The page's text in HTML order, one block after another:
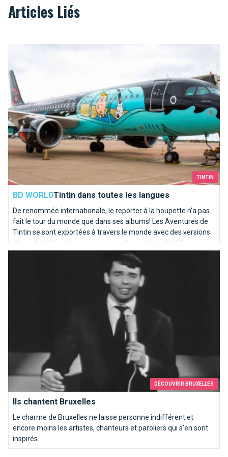
Articles Liés
TINTIN
BD WORLDTintin dans toutes les langues
De renommée internationale, le reporter à la houpette n'a pas
fait le tour du monde que dans ses albums! Les Aventures de
Tintin se sont exportées à travers le monde avec des versions
plus polyglottes les unes que les autres. Jugez plutôt!
DÉCOUVRIR BRUXELLES
Ils chantent Bruxelles
Le charme de Bruxelles ne laisse personne indifférent et
encore moins les artistes, chanteurs et paroliers qui s’en sont
inspirés.